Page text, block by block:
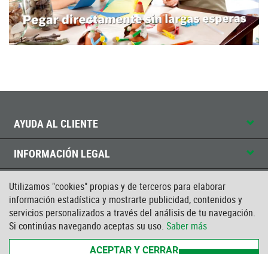
Utilizamos "cookies" propias y de terceros para elaborar
información estadística y mostrarte publicidad, contenidos y
servicios personalizados a través del análisis de tu navegación.
Si continúas navegando aceptas su uso. Saber más
ACEPTAR Y CERRAR
AYUDA AL CLIENTE
INFORMACIÓN LEGAL
CONTACTO
CERTIFICADO ISO